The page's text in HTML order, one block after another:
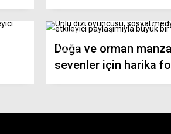
Doğa ve orman
sevenler için harika